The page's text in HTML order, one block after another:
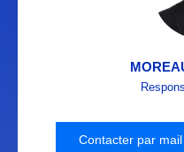
Contacter par mail